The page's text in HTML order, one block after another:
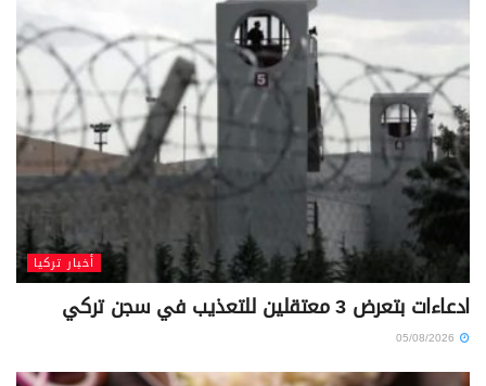
أخبار تركيا
ادعاءات بتعرض 3 معتقلين للتعذيب في سجن تركي